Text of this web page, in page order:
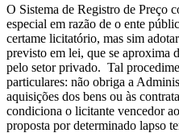
O Sistema de Registro de Preço
especial em razão de o ente
certame licitatório, mas sim
previsto em lei, que se aproxima
pelo setor privado. Tal
particulares: não obriga a
aquisições dos bens ou às
condiciona o licitante vencedor
proposta por determinado lapso